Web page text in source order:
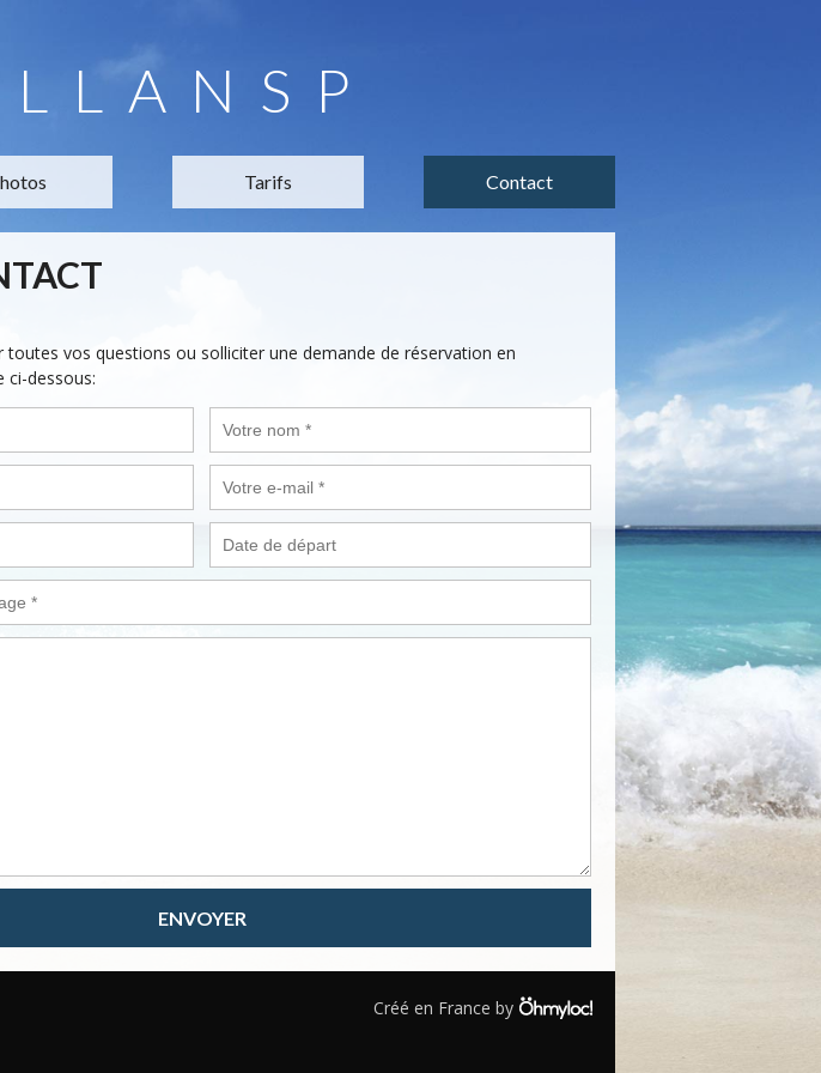
Tarifs Contact
toutes vos questions ou solliciter une demande de réservation en
ci-dessous:
ENVOYER
Créé en France by